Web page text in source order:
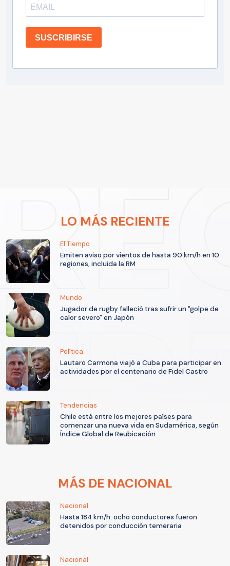
SUSCRIBIRSE
LO MÁS RECIENTE
El Tiempo
Emiten aviso por vientos de hasta 90 km/h en 10
regiones, incluida la RM
Mundo
Jugador de rugby falleció tras sufrir un "golpe de
calor severo" en Japón
Política
Lautaro Carmona viajó a Cuba para participar en
actividades por el centenario de Fidel Castro
Tendencias
Chile está entre los mejores países para
comenzar una nueva vida en Sudamérica, según
Índice Global de Reubicación
MÁS DE NACIONAL
Nacional
Hasta 184 km/h: ocho conductores fueron
detenidos por conducción temeraria
Nacional